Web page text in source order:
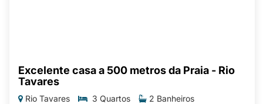
Excelente casa a 500 metros da Praia - Rio
Tavares
Rio Tavares 3 Quartos
2 Banheiros